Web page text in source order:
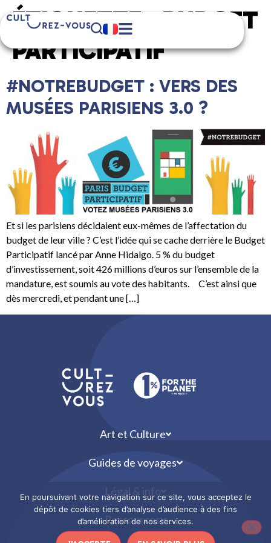
ÉTIQUETTE : BUDGET
PARTICIPATIF
#NOTREBUDGET : VERS DES
MUSÉES PARISIENS 3.0 ?
Et si les parisiens décidaient eux-mêmes de l’affectation du
budget de leur ville ? C’est l’idée qui se cache derrière le Budget
Participatif lancé par Anne Hidalgo. 5 % du budget
d’investissement, soit 426 millions d’euros sur l’ensemble de la
mandature, est soumis au vote des habitants. C’est ainsi que
dès mercredi, et pendant une […]
Art et Culture
Guides de voyages
Légal & info
Ressources
En poursuivant votre navigation sur ce site, vous acceptez le
dépôt de cookies tiers d’analyse d’audience à des fins
d’amélioration de nos services.